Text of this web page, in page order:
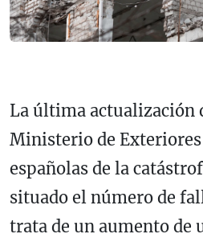
La última actualización
Ministerio de
españolas de la
situado el número de
trata de un aumento de